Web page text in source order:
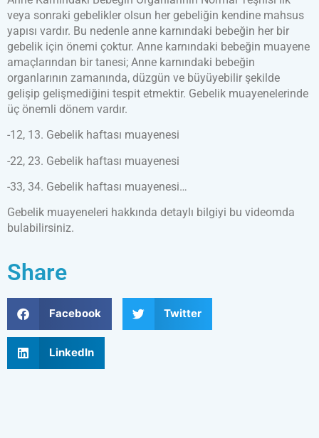
veya sonraki gebelikler olsun her gebeliğin kendine mahsus
yapısı vardır. Bu nedenle anne karnındaki bebeğin her bir
gebelik için önemi çoktur. Anne karnındaki bebeğin muayene
amaçlarından bir tanesi; Anne karnındaki bebeğin
organlarının zamanında, düzgün ve büyüyebilir şekilde
gelişip gelişmediğini tespit etmektir. Gebelik muayenelerinde
üç önemli dönem vardır.
-12, 13. Gebelik haftası muayenesi
-22, 23. Gebelik haftası muayenesi
-33, 34. Gebelik haftası muayenesi…
Gebelik muayeneleri hakkında detaylı bilgiyi bu videomda
bulabilirsiniz.
Share
Facebook Twitter
LinkedIn